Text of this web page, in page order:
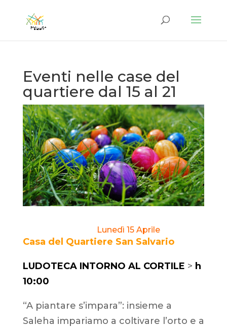
Eventi nelle case del
quartiere dal 15 al 21
Lunedì 15 Aprile
Casa del Quartiere San Salvario
LUDOTECA INTORNO AL CORTILE > h
10:00
“A piantare s’impara”: insieme a
Saleha impariamo a coltivare l’orto e a